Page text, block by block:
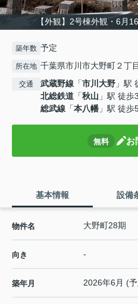
【外観】2号棟外観・6月
築年数 予定
所在地 千葉県市川市大野町２丁目
交通 武蔵野線 「市川大野 」駅
北総鉄道 「秋山 」駅 徒歩
総武線 「本八幡 」駅 徒歩
無料 お
基本情報 設備
物件名 大野町28期
向き -
築年月 2026年6月 (